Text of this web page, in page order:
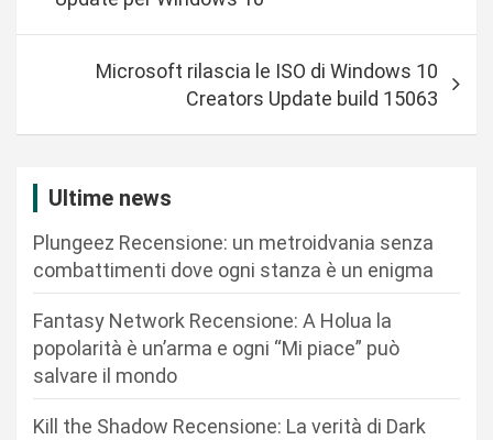
a
Microsoft rilascia le ISO di Windows 10
Creators Update build 15063
Ultime news
Plungeez Recensione: un metroidvania senza
combattimenti dove ogni stanza è un enigma
Fantasy Network Recensione: A Holua la
popolarità è un’arma e ogni “Mi piace” può
salvare il mondo
Kill the Shadow Recensione: La verità di Dark